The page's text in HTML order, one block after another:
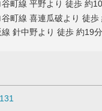
町線 平野より 徒歩 約
町線 喜連瓜破より 徒歩
針中野より 徒歩 約19分